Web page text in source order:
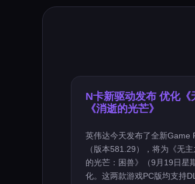
N卡新驱动发布 优化《
《消逝的光芒》
英伟达今天发布了全新Game
（版本581.29），将为《无
的光芒：困兽》（9月19日星
化。这两款游戏PC版均支持